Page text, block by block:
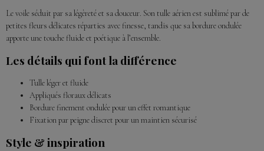
Le voile séduit par sa légèreté et sa douceur. Son tulle aérien est sublimé par de
petites fleurs délicates réparties avec finesse, tandis que sa bordure ondulée
apporte une touche fluide et poétique à l’ensemble.
Les détails qui font la différence
Tulle léger et fluide
Appliqués floraux délicats
Bordure finement ondulée pour un effet romantique
Fixation par peigne discret pour un maintien sécurisé
Style & inspiration